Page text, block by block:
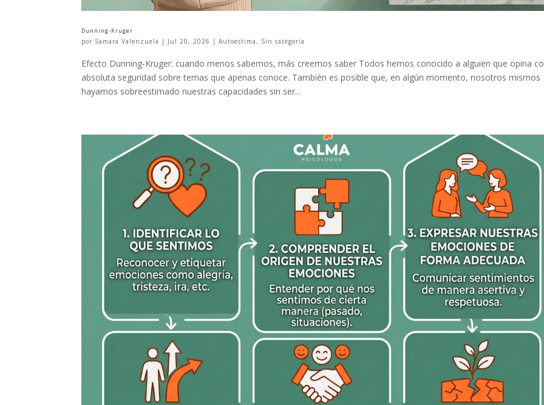
Dunning-Kruger
por Samara Valenzuela | Jul 20, 2026 |Autoestima, Sin categoría
Efecto Dunning-Kruger: cuando menos sabemos, más creemos saber Todos hemos conocido a alguien que opina
absoluta seguridad sobre temas que apenas conoce. También es posible que, en algún momento, nosotros mismos
hayamos sobreestimado nuestras capacidades sin ser...